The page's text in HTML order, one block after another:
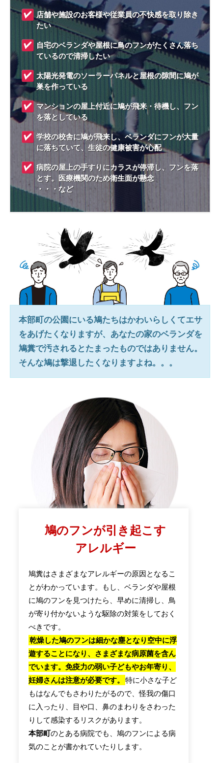
店舗や施設のお客様や従業員の不快感を取り除き
たい
自宅のベランダや屋根に鳥のフンがたくさん落ち
ているので清掃したい
太陽光発電のソーラーパネルと屋根の隙間に鳩が
巣を作っている
マンションの屋上付近に鳩が飛来・待機し、フン
を落としている
学校の校舎に鳩が飛来し、ベランダにフンが大量
に落ちていて、生徒の健康被害が心配
病院の屋上の手すりにカラスが停滞し、フンを落
とす。医療機関のため衛生面が懸念
・・・など
本部町の公園にいる鳩たちはかわいらしくてエサ
をあげたくなりますが、あなたの家のベランダを
鳩糞で汚されるとたまったものではありません。
そんな鳩は撃退したくなりますよね。。。
鳩のフンが引き起こす
アレルギー
鳩糞はさまざまなアレルギーの原因となるこ
とがわかっています。もし、ベランダや屋根
に鳩のフンを見つけたら、早めに清掃し、鳥
が寄り付かないような駆除の対策をしておく
べきです。
乾燥した鳩のフンは細かな塵となり空中に浮
遊することになり、さまざまな病原菌を含ん
でいます。免疫力の弱い子どもやお年寄り、
妊婦さんは注意が必要です。
特に小さな子ど
もはなんでもさわりたがるので、怪我の傷口
に入ったり、目や口、鼻のまわりをさわった
りして感染するリスクがあります。
本部町のとある病院でも、鳩のフンによる病
気のことが書かれていたりします。